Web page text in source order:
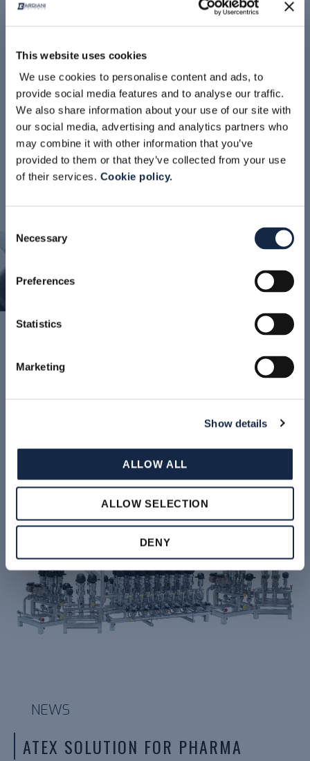
This website uses cookies
We use cookies to personalise content and ads, to
provide social media features and to analyse our traffic.
We also share information about your use of our site with
our social media, advertising and analytics partners who
may combine it with other information that you’ve
provided to them or that they’ve collected from your use
of their services. Cookie policy.
Selection
Necessary
Preferences
Statistics
Marketing
Show details
ALLOW ALL
ALLOW SELECTION
DENY
NEW YOUTUBE VIDEO
SUPPORT UNIT EASYGIOTTO
ATEX SOLUTION FOR PHARMA
NEWS